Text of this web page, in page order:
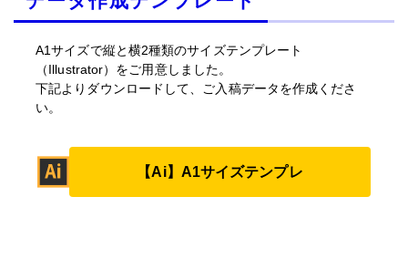
A1サイズで縦と横2種類のサイズテンプレート
（Illustrator）をご用意しました。
下記よりダウンロードして、ご入稿データを作成くださ
い。
【Ai】A1サイズテンプレ